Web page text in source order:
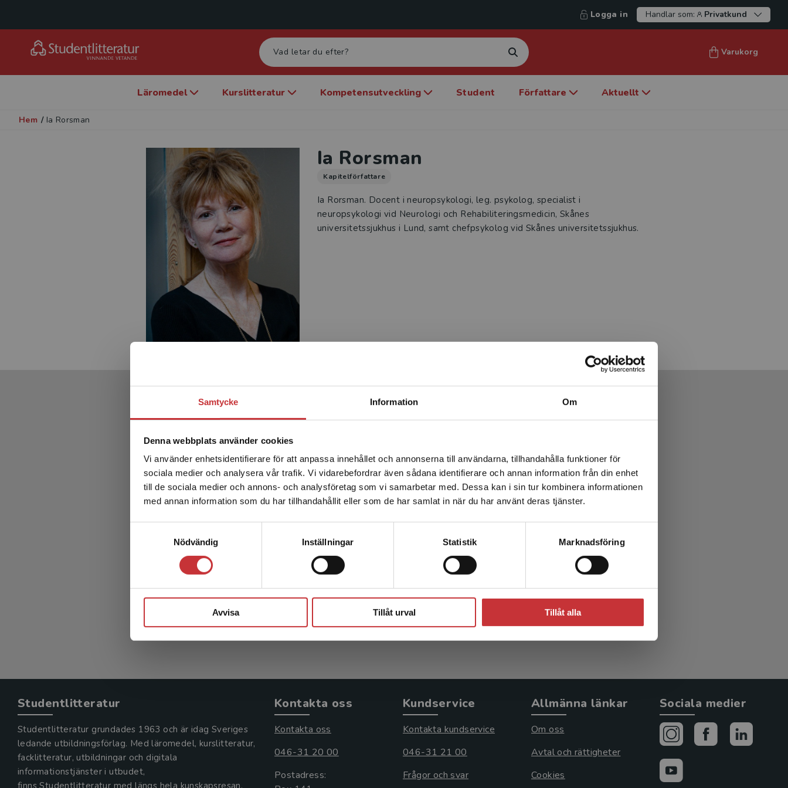
Samtycke Information Om
Denna webbplats använder cookies
Vi använder enhetsidentifierare för att anpassa innehållet och annonserna till användarna, tillhandahålla funktioner för
sociala medier och analysera vår trafik. Vi vidarebefordrar även sådana identifierare och annan information från din enhet
till de sociala medier och annons- och analysföretag som vi samarbetar med. Dessa kan i sin tur kombinera informationen
med annan information som du har tillhandahållit eller som de har samlat in när du har använt deras tjänster.
Nödvändig
Inställningar Statistik Marknadsföring
Avvisa Tillåt urval Tillåt alla
Begränsad fraktregion
Det verkar som att du besöker studentlitteratur.se via en
enhet utanför Sverige. Vi erbjuder inte leveranser utanför
Sverige. För att kunna slutföra ett köp måste
leveransadressen vara i Sverige.Läs mer
Logga in Handlar som: Privatkund
Varukorg
Läromedel Kurslitteratur Kompetensutveckling Student Författare Aktuellt
Hem / Ia Rorsman
Ia Rorsman
Kapitelförfattare
Ia Rorsman. Docent i neuropsykologi, leg. psykolog, specialist i
neuropsykologi vid Neurologi och Rehabiliteringsmedicin, Skånes
universitetssjukhus i Lund, samt chefpsykolog vid Skånes universitetssjukhus.
Klinisk neuropsykologi
Nyman, H - Bartfai, A (red.)
487 kr
Klinisk neuropsykologi
Nyman, H - Bartfai, A (red.)
304 kr
Studentlitteratur
Studentlitteratur grundades 1963 och är idag Sveriges
ledande utbildningsförlag. Med läromedel, kurslitteratur,
facklitteratur, utbildningar och digitala
informationstjänster i utbudet,
Kontakta oss
Kontakta oss
046-31 20 00
Postadress:
Kundservice
Kontakta kundservice
046-31 21 00
Frågor och svar
Allmänna länkar
Om oss
Avtal och rättigheter
Cookies
Sociala medier